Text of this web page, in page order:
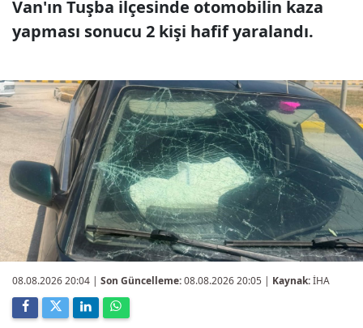
Van'ın Tuşba ilçesinde otomobilin kaza
yapması sonucu 2 kişi hafif yaralandı.
08.08.2026 20:04 | Son Güncelleme:08.08.2026 20:05 | Kaynak:İHA